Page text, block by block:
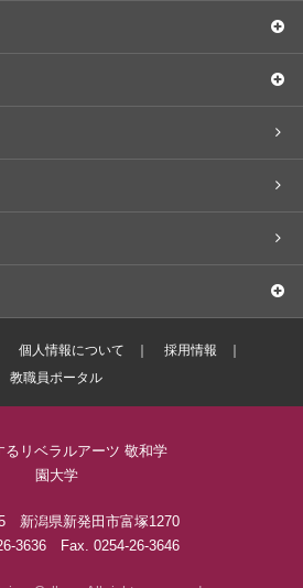
イン）
向け）
個人情報について
採用情報
教職員ポータル
新潟県新発田市富塚1270
3636 Fax. 0254-26-3646